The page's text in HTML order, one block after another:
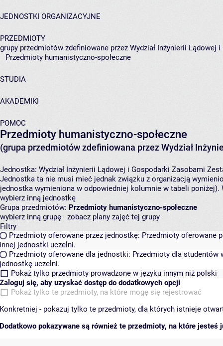
JEDNOSTKI ORGANIZACYJNE
PRZEDMIOTY
grupy przedmiotów zdefiniowane przez Wydział Inżynierii Lądowej
Przedmioty humanistyczno-społeczne
STUDIA
AKADEMIKI
POMOC
Przedmioty humanistyczno-społeczne
(grupa przedmiotów zdefiniowana przez Wydział
Jednostka: Wydział Inżynierii Lądowej i Gospodarki Zasobami
Jednostka ta nie musi mieć jednak związku z organizacją
jednostka wymieniona w odpowiedniej kolumnie w tabeli
wybierz inną jednostkę
Grupa przedmiotów: Przedmioty humanistyczno-społeczne
wybierz inną grupę
zobacz plany zajęć tej grupy
Filtry
Przedmioty oferowane przez jednostkę: Przedmioty oferowane
innej jednostki uczelni.
Przedmioty oferowane dla jednostki: Przedmioty dla studentów
jednostkę uczelni.
Pokaż tylko przedmioty prowadzone w języku innym niż polski
Zaloguj się, aby uzyskać dostęp do dodatkowych opcji
Pokaż tylko te przedmioty, na które mogę się rejestrować
Konkretniej - pokazuj tylko te przedmioty, dla których istnieje
Dodatkowo pokazywane są również te przedmioty, na które jesteś